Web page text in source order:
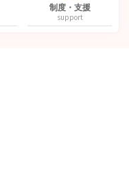
制度・支援
support